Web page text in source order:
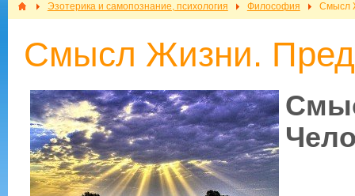
Эзотерика и самопознание, психология Философия Смысл
Смысл Жизни.